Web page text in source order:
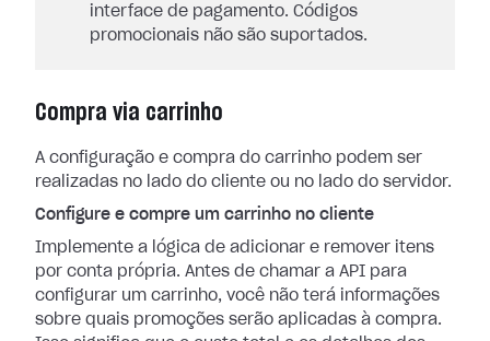
interface de pagamento. Códigos
promocionais não são suportados.
Compra via carrinho
A configuração e compra do carrinho podem ser
realizadas no lado do cliente ou no lado do servidor.
Configure e compre um carrinho no cliente
Implemente a lógica de adicionar e remover itens
por conta própria. Antes de chamar a API para
configurar um carrinho, você não terá informações
sobre quais promoções serão aplicadas à compra.